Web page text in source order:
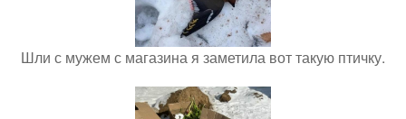
Шли с мужем с магазина я заметила вот такую птичку.